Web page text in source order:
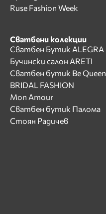
Ruse Fashion Week
Сватбени колекции
Сватбен Бутик ALEGRA
Бучински салон ARETI
Сватбен бутик Be Queen
BRIDAL FASHION
Mon Amour
Сватбен бутик Палома
Стоян Радичев